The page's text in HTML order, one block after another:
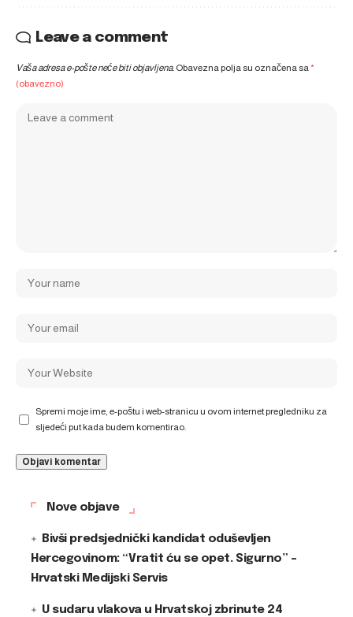
Leave a comment
Vaša adresa e-pošte neće biti objavljena. Obavezna polja su označena sa*
(obavezno)
Spremi moje ime, e-poštu i web-stranicu u ovom internet pregledniku za
sljedeći put kada budem komentirao.
Nove objave
Bivši predsjednički kandidat oduševljen
Hercegovinom: “Vratit ću se opet. Sigurno” –
Hrvatski Medijski Servis
U sudaru vlakova u Hrvatskoj zbrinute 24